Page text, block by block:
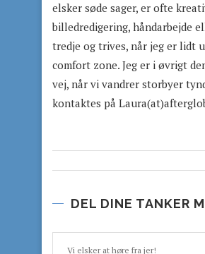
elsker søde sager, er ofte
billedredigering, håndarbejde
tredje og trives, når jeg er lidt
comfort zone. Jeg er i øvrigt
vej, når vi vandrer storbyer
kontaktes på
DEL DINE TANKER